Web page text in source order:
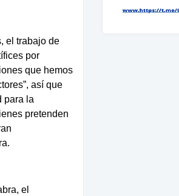
el trabajo de
por
que hemos
así que
para la
pretenden
el